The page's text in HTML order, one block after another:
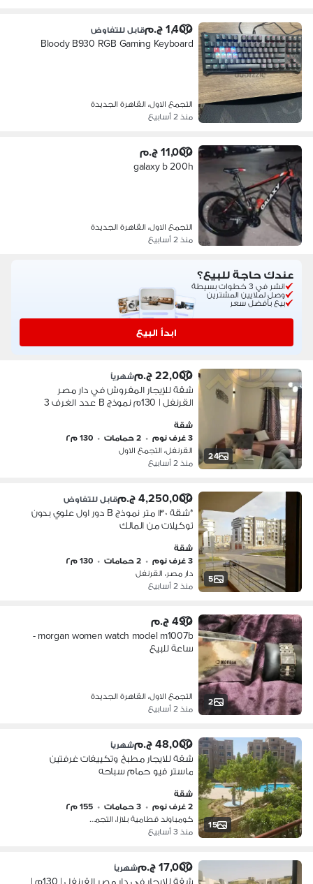
1,400 ج.م قابل للتفاوض
Bloody B930 RGB Gaming Keyboard
التجمع الاول، القاهرة الجديدة
منذ 2 أسابيع
11,000 ج.م
galaxy b 200h
التجمع الاول، القاهرة الجديدة
منذ 2 أسابيع
عندك حاجة للبيع؟
انشر في 3 خطوات بسيطة
وصل لملايين المشترين
بيع بأفضل سعر
ابدأ البيع
24
22,000 ج.م شهرياً
شقة للإيجار المفروش في دار مصر
القرنفل | 130م نموذج B عدد الغرف 3
شقة
3 غرف نوم
• 2 حمامات • 130 م٢
القرنفل، التجمع الاول
منذ 2 أسابيع
5
4,250,000 ج.م قابل للتفاوض
*شقة ١٣٠ متر نموذج B دور اول علوي بدون
توكيلات من المالك
شقة
3 غرف نوم
• 2 حمامات • 130 م٢
دار مصر، القرنفل
منذ 2 أسابيع
2
490 ج.م
morgan women watch model m1007b -
ساعة للبيع
التجمع الاول، القاهرة الجديدة
منذ 2 أسابيع
15
48,000 ج.م شهرياً
شقة للايجار مطبخ وتكييفات غرفتين
ماستر فيو حمام سباحه
شقة
2 غرف نوم
• 3 حمامات • 155 م٢
كومباوند قطامية بلازا، التجمع الاول
منذ 3 أسابيع
17,000 ج.م شهرياً
شقة للإيجار في دار مصر القرنفل | 130م |